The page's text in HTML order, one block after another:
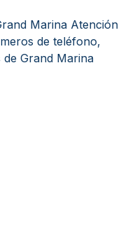
Marina Atención
de teléfono,
Grand Marina